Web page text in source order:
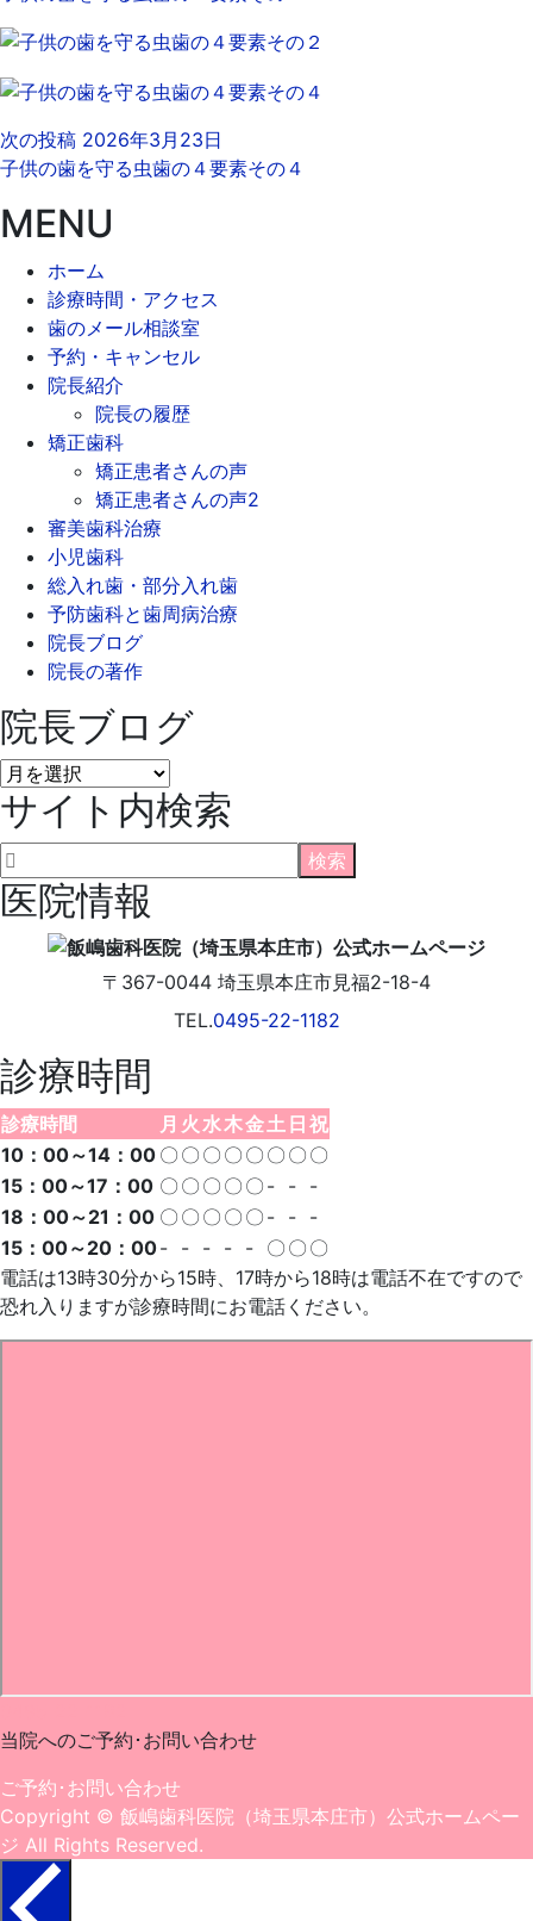
次の投稿 2026年3月23日
子供の歯を守る虫歯の４要素その４
MENU
ホーム
診療時間・アクセス
歯のメール相談室
予約・キャンセル
院長紹介
院長の履歴
矯正歯科
矯正患者さんの声
矯正患者さんの声2
審美歯科治療
小児歯科
総入れ歯・部分入れ歯
予防歯科と歯周病治療
院長ブログ
院長の著作
院長ブログ
院
長
ブ
ロ
グ
サイト内検索
医院情報
〒367-0044 埼玉県本庄市見福2-18-4
TEL.0495-22-1182
診療時間
診療時間 月 火 水木金土 日 祝
10：00～14：00 〇 〇 〇 〇 〇 〇 〇 〇
15：00～17：00 〇 〇 〇 〇 〇 - - -
18：00～21：00 〇 〇 〇 〇 〇 - - -
15：00～20：00- - - - - 〇 〇 〇
電話は13時30分から15時、17時から18時は電話不在ですので
恐れ入りますが診療時間にお電話ください。
当院へのご予約･ お問い合わせ
ご予約･お問い合わせ
Copyright © 飯嶋歯科医院（埼玉県本庄市）公式ホームペー
ジ All Rights Reserved.